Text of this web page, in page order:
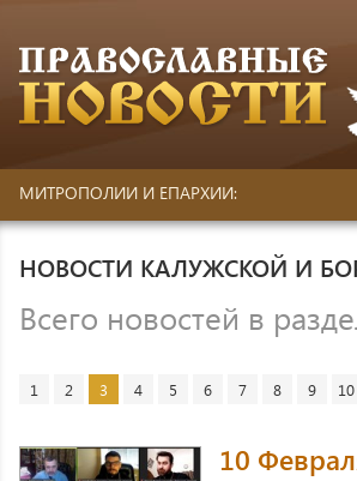
МИТРОПОЛИИ И ЕПАРХИИ:
НОВОСТИ КАЛУЖСКОЙ И
Всего новостей в
1 2 3 4 5 6 7 8 9 10
10